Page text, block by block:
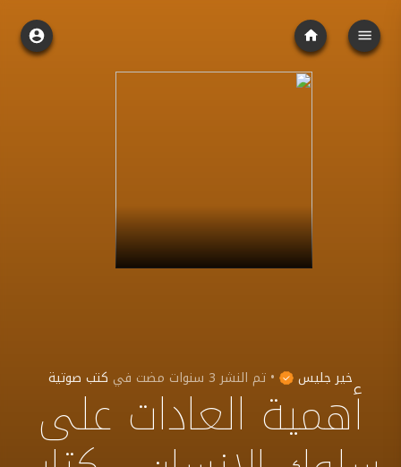
خير جليس • تم النشر3 سنوات مضت في كتب صوتية
أهمية العادات على